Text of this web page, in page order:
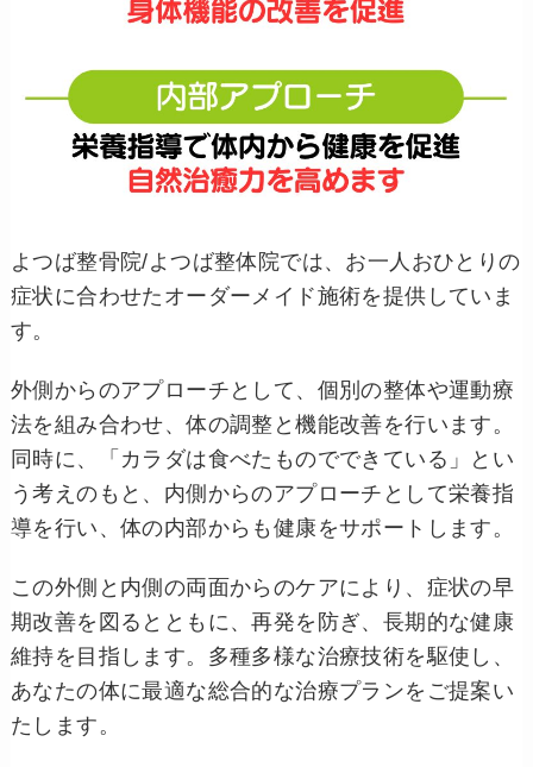
よつば整骨院/よつば整体院では、お一人おひとりの
症状に合わせたオーダーメイド施術を提供していま
す。
外側からのアプローチとして、個別の整体や運動療
法を組み合わせ、体の調整と機能改善を行います。
同時に、「カラダは食べたものでできている」とい
う考えのもと、内側からのアプローチとして栄養指
導を行い、体の内部からも健康をサポートします。
この外側と内側の両面からのケアにより、症状の早
期改善を図るとともに、再発を防ぎ、長期的な健康
維持を目指します。多種多様な治療技術を駆使し、
あなたの体に最適な総合的な治療プランをご提案い
たします。